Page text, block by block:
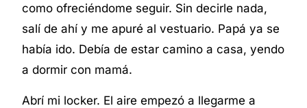
como ofreciéndome seguir. Sin decirle nada,
salí de ahí y me apuré al vestuario. Papá ya se
había ido. Debía de estar camino a casa, yendo
a dormir con mamá.
Abrí mi locker. El aire empezó a llegarme a